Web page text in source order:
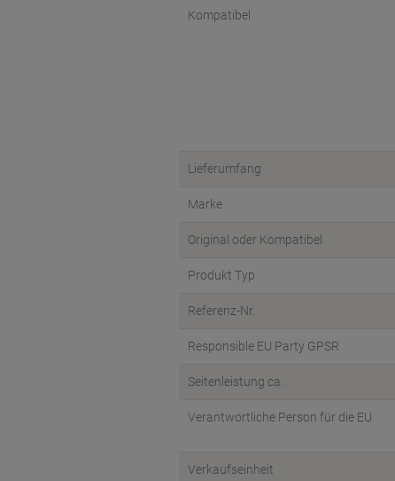
Kompatibel
Lieferumfang
Marke
Original oder Kompatibel
Produkt Typ
Referenz-Nr.
Responsible EU Party GPSR
Seitenleistung ca.
Verantwortliche Person für die EU
Verkaufseinheit